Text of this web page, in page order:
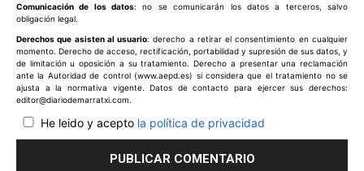
Comunicación de los datos: no se comunicarán los datos a terceros, salvo
obligación legal.
Derechos que asisten al usuario: derecho a retirar el consentimiento en cualquier
momento. Derecho de acceso, rectificación, portabilidad y supresión de sus datos, y
de limitación u oposición a su tratamiento. Derecho a presentar una reclamación
ante la Autoridad de control (www.aepd.es) si considera que el tratamiento no se
ajusta a la normativa vigente. Datos de contacto para ejercer sus derechos:
editor@diariodemarratxi.com.
He leido y acepto la política de privacidad